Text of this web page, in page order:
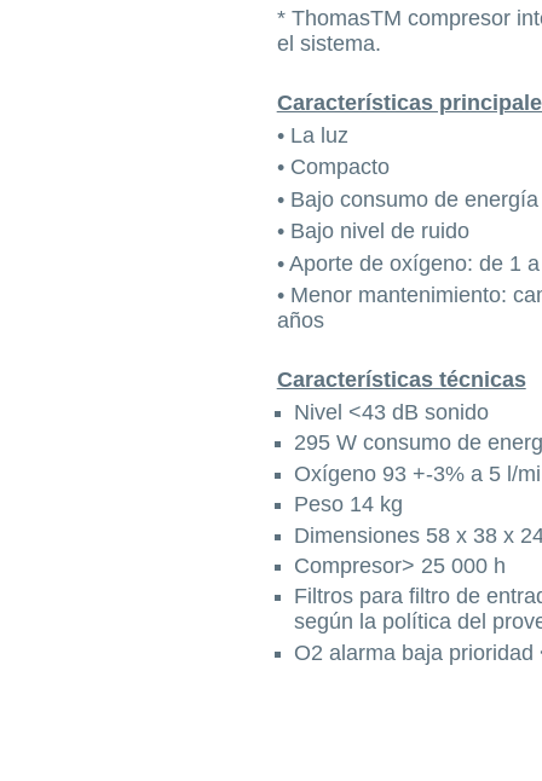
* ThomasTM compresor
el sistema.
Características
• La luz
• Compacto
• Bajo consumo de energía
• Bajo nivel de ruido
• Aporte de oxígeno: de 1
• Menor mantenimiento:
años
Características técnicas
Nivel <43 dB sonido
295 W consumo de
Oxígeno 93 +-3% a 5 l/
Peso 14 kg
Dimensiones 58 x 38 x
Compresor> 25 000 h
Filtros para filtro de
según la política del
O2 alarma baja